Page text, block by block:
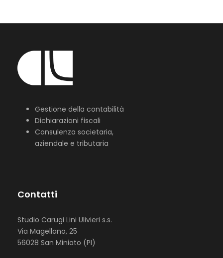
Gestione della contabilità
Dichiarazioni fiscali
Consulenza societaria,
aziendale e tributaria
Contatti
Studio Carugi Lini Ulivieri s.s.
Via Magellano, 25
56028 San Miniato (PI)